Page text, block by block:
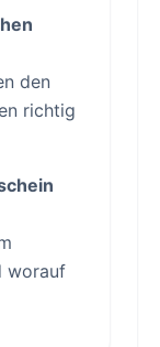
den
richtig
worauf